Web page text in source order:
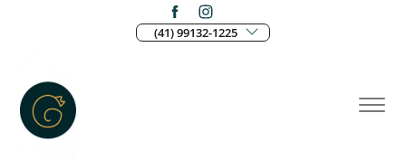
(41) 99132-1225